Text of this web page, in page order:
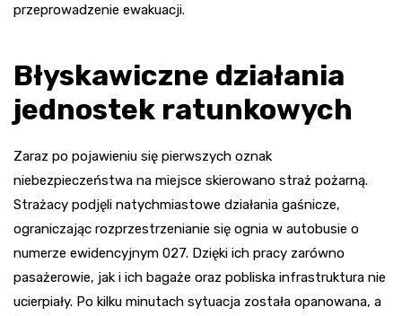
przeprowadzenie ewakuacji.
Błyskawiczne działania
jednostek ratunkowych
Zaraz po pojawieniu się pierwszych oznak
niebezpieczeństwa na miejsce skierowano straż pożarną.
Strażacy podjęli natychmiastowe działania gaśnicze,
ograniczając rozprzestrzenianie się ognia w autobusie o
numerze ewidencyjnym 027. Dzięki ich pracy zarówno
pasażerowie, jak i ich bagaże oraz pobliska infrastruktura nie
ucierpiały. Po kilku minutach sytuacja została opanowana, a